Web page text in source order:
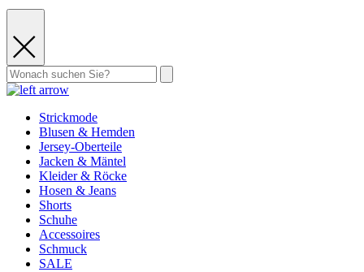
Strickmode
Blusen & Hemden
Jersey-Oberteile
Jacken & Mäntel
Kleider & Röcke
Hosen & Jeans
Shorts
Schuhe
Accessoires
Schmuck
SALE